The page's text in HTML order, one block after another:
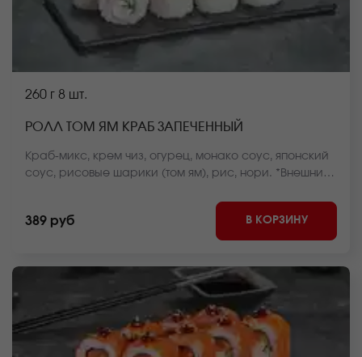
260 г 8 шт.
РОЛЛ ТОМ ЯМ КРАБ ЗАПЕЧЕННЫЙ
Краб-микс, крем чиз, огурец, монако соус, японский
соус, рисовые шарики (том ям), рис, нори. *Внешний
389 руб В КОРЗИНУ